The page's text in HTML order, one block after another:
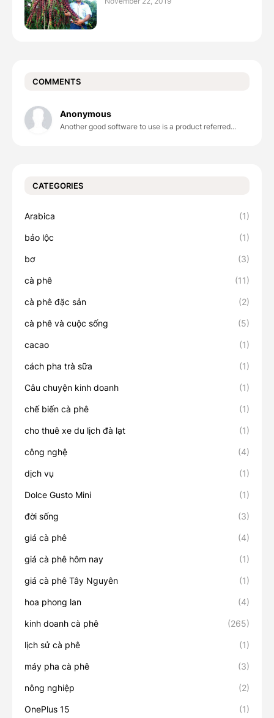
COMMENTS
Anonymous
Another good software to use is a product referred...
CATEGORIES
Arabica (1)
bảo lộc (1)
bơ (3)
cà phê (11)
cà phê đặc sản (2)
cà phê và cuộc sống (5)
cacao (1)
cách pha trà sữa (1)
Câu chuyện kinh doanh (1)
chế biến cà phê (1)
cho thuê xe du lịch đà lạt (1)
công nghệ (4)
dịch vụ (1)
Dolce Gusto Mini (1)
đời sống (3)
giá cà phê (4)
giá cà phê hôm nay (1)
giá cà phê Tây Nguyên (1)
hoa phong lan (4)
kinh doanh cà phê (265)
lịch sử cà phê (1)
máy pha cà phê (3)
nông nghiệp (2)
OnePlus 15 (1)